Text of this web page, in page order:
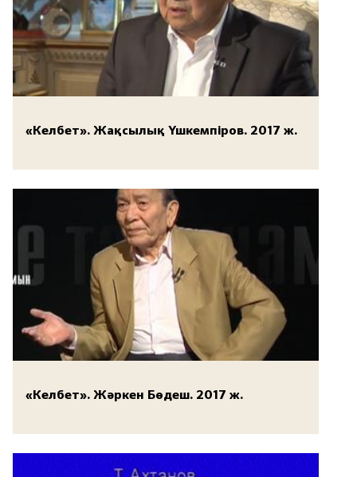
«Келбет». Жақсылық Үшкемпіров. 2017 ж.
«Келбет». Жәркен Бөдеш. 2017 ж.